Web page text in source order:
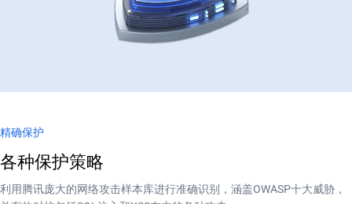
精确保护
各种保护策略
利用腾讯庞大的网络攻击样本库进行准确识别，涵盖OWASP十大威胁，